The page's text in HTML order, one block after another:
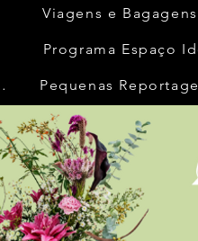
Viagens e Bagagens
Programa Espaço
Pequenas